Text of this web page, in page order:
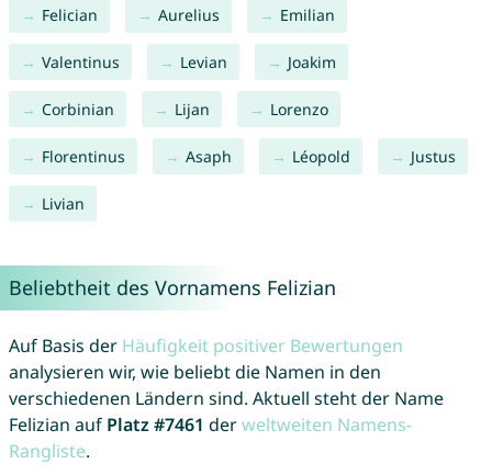
Felician Aurelius Emilian
Valentinus Levian Joakim
Corbinian Lijan Lorenzo
Florentinus Asaph Léopold Justus
Livian
Beliebtheit des Vornamens Felizian
Auf Basis der Häufigkeit positiver Bewertungen
analysieren wir, wie beliebt die Namen in den
verschiedenen Ländern sind. Aktuell steht der Name
Felizian auf Platz #7461 derweltweiten Namens-
Rangliste.